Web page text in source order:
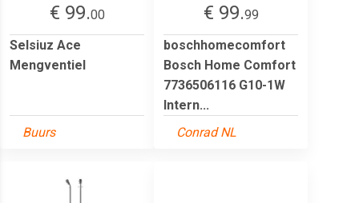
€ 99.00
Selsiuz Ace
Mengventiel
Buurs
€ 99.99
boschhomecomfort
Bosch Home Comfort
7736506116 G10-1W
Intern...
Conrad NL